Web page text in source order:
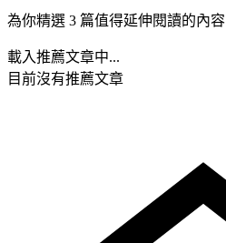
為你精選 3 篇值得延伸閱讀的內容
載入推薦文章中...
目前沒有推薦文章